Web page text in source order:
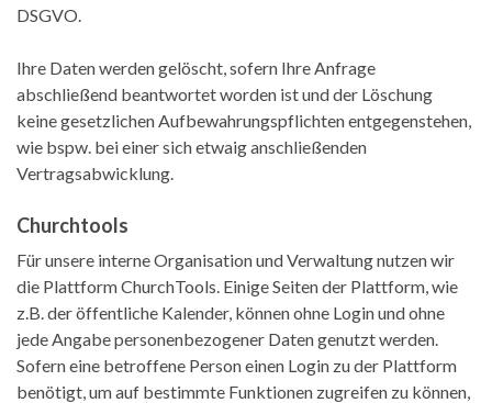
DSGVO.
Ihre Daten werden gelöscht, sofern Ihre Anfrage
abschließend beantwortet worden ist und der Löschung
keine gesetzlichen Aufbewahrungspflichten entgegenstehen,
wie bspw. bei einer sich etwaig anschließenden
Vertragsabwicklung.
Churchtools
Für unsere interne Organisation und Verwaltung nutzen wir
die Plattform ChurchTools. Einige Seiten der Plattform, wie
z.B. der öffentliche Kalender, können ohne Login und ohne
jede Angabe personenbezogener Daten genutzt werden.
Sofern eine betroffene Person einen Login zu der Plattform
benötigt, um auf bestimmte Funktionen zugreifen zu können,